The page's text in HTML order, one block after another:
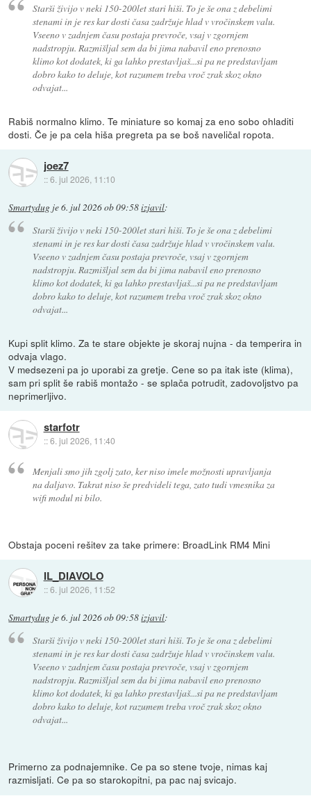
Starši živijo v neki 150-200let stari hiši. To je še ona z debelimi
stenami in je res kar dosti časa zadržuje hlad v vročinskem valu.
Vseeno v zadnjem času postaja prevroče, vsaj v zgornjem
nadstropju. Razmišljal sem da bi jima nabavil eno prenosno
klimo kot dodatek, ki ga lahko prestavljaš...si pa ne predstavljam
dobro kako to deluje, kot razumem treba vroč zrak skoz okno
odvajat...
Rabiš normalno klimo. Te miniature so komaj za eno sobo ohladiti
dosti. Če je pa cela hiša pregreta pa se boš naveličal ropota.
joez7
::6. jul 2026, 11:10
Smartydug je6. jul 2026 ob 09:58izjavil:
Starši živijo v neki 150-200let stari hiši. To je še ona z debelimi
stenami in je res kar dosti časa zadržuje hlad v vročinskem valu.
Vseeno v zadnjem času postaja prevroče, vsaj v zgornjem
nadstropju. Razmišljal sem da bi jima nabavil eno prenosno
klimo kot dodatek, ki ga lahko prestavljaš...si pa ne predstavljam
dobro kako to deluje, kot razumem treba vroč zrak skoz okno
odvajat...
Kupi split klimo. Za te stare objekte je skoraj nujna - da temperira in
odvaja vlago.
V medsezeni pa jo uporabi za gretje. Cene so pa itak iste (klima),
sam pri split še rabiš montažo - se splača potrudit, zadovoljstvo pa
neprimerljivo.
starfotr
::6. jul 2026, 11:40
Menjali smo jih zgolj zato, ker niso imele možnosti upravljanja
na daljavo. Takrat niso še predvideli tega, zato tudi vmesnika za
wifi modul ni bilo.
Obstaja poceni rešitev za take primere: BroadLink RM4 Mini
IL_DIAVOLO
::6. jul 2026, 11:52
Smartydug je6. jul 2026 ob 09:58izjavil:
Starši živijo v neki 150-200let stari hiši. To je še ona z debelimi
stenami in je res kar dosti časa zadržuje hlad v vročinskem valu.
Vseeno v zadnjem času postaja prevroče, vsaj v zgornjem
nadstropju. Razmišljal sem da bi jima nabavil eno prenosno
klimo kot dodatek, ki ga lahko prestavljaš...si pa ne predstavljam
dobro kako to deluje, kot razumem treba vroč zrak skoz okno
odvajat...
Primerno za podnajemnike. Ce pa so stene tvoje, nimas kaj
razmisljati. Ce pa so starokopitni, pa pac naj svicajo.